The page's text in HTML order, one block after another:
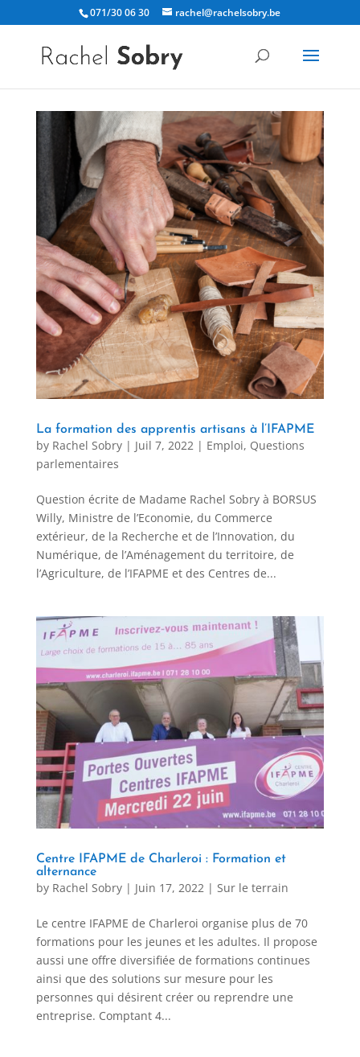
071/30 06 30 rachel@rachelsobry.be
La formation des apprentis artisans à l’IFAPME
by Rachel Sobry| Juil 7, 2022| Emploi, Questions
parlementaires
Question écrite de Madame Rachel Sobry à BORSUS
Willy, Ministre de l’Economie, du Commerce
extérieur, de la Recherche et de l’Innovation, du
Numérique, de l’Aménagement du territoire, de
l’Agriculture, de l’IFAPME et des Centres de...
Centre IFAPME de Charleroi : Formation et
alternance
by Rachel Sobry| Juin 17, 2022| Sur le terrain
Le centre IFAPME de Charleroi organise plus de 70
formations pour les jeunes et les adultes. Il propose
aussi une offre diversifiée de formations continues
ainsi que des solutions sur mesure pour les
personnes qui désirent créer ou reprendre une
entreprise. Comptant 4...